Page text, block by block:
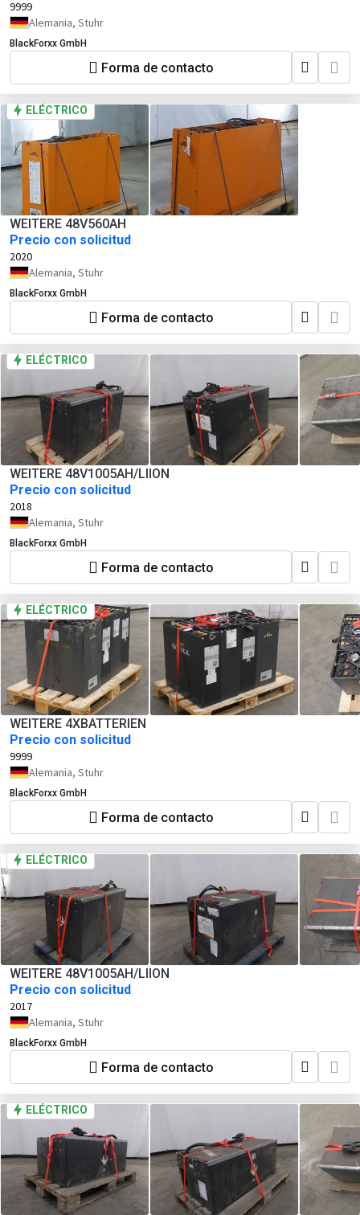
9999
Alemania, Stuhr
BlackForxx GmbH
Forma de contacto
ELÉCTRICO
WEITERE 48V560AH
Precio con solicitud
2020
Alemania, Stuhr
BlackForxx GmbH
Forma de contacto
ELÉCTRICO
WEITERE 48V1005AH/LIION
Precio con solicitud
2018
Alemania, Stuhr
BlackForxx GmbH
Forma de contacto
ELÉCTRICO
WEITERE 4XBATTERIEN
Precio con solicitud
9999
Alemania, Stuhr
BlackForxx GmbH
Forma de contacto
ELÉCTRICO
WEITERE 48V1005AH/LIION
Precio con solicitud
2017
Alemania, Stuhr
BlackForxx GmbH
Forma de contacto
ELÉCTRICO